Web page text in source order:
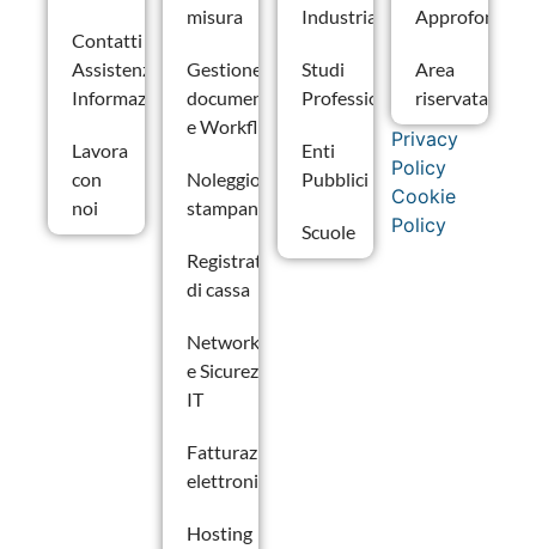
Contatti –
Assistenza e
Informazioni
Lavora
con
noi
misura
Gestione
documentale
e Workflow
Noleggio
stampanti
Registratori
di cassa
Networking
e Sicurezza
IT
Fatturazione
elettronica
Hosting
Industria
Studi
Professionali
Enti
Pubblici
Scuole
Area
riservata
Privacy
Policy
Cookie
Policy